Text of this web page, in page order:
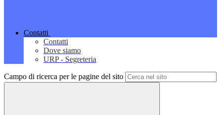
Contatti
Contatti
Dove siamo
URP - Segreteria
Campo di ricerca per le pagine del sito